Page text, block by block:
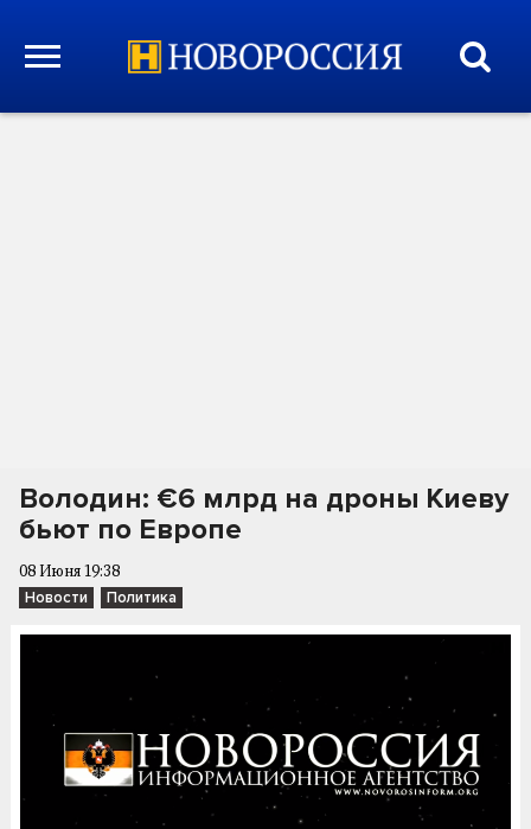
Володин: €6 млрд на дроны Киеву
бьют по Европе
08 Июня 19:38
Новости Политика